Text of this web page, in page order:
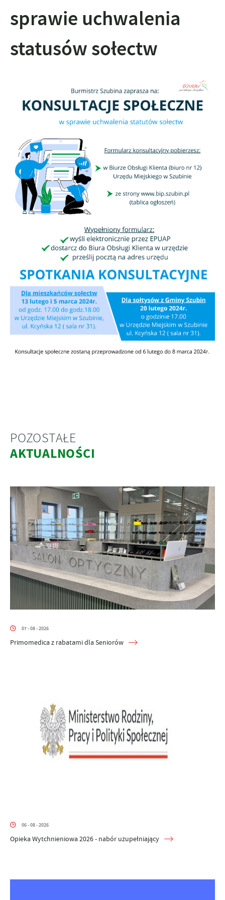
sprawie uchwalenia
statusów sołectw
POZOSTAŁE
AKTUALNOŚCI
07 - 08 - 2026
Primomedica z rabatami dla Seniorów
06 - 08 - 2026
Opieka Wytchnieniowa 2026 - nabór uzupełniający